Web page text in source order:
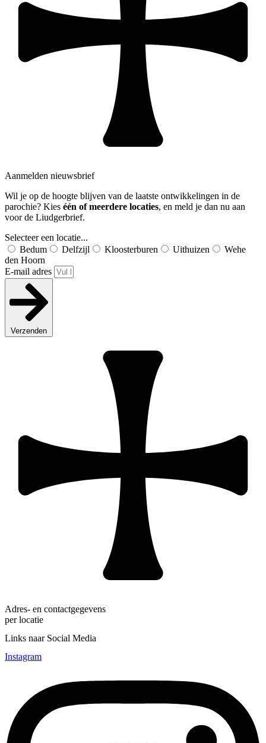
Aanmelden nieuwsbrief
Wil je op de hoogte blijven van de laatste ontwikkelingen in de
parochie? Kies één of meerdere locaties, en meld je dan nu aan
voor de Liudgerbrief.
Selecteer een locatie...
Bedum
Delfzijl Kloosterburen Uithuizen
Wehe
den Hoorn
E-mail adres
Verzenden
Adres- en contactgegevens
per locatie
Links naar Social Media
Instagram